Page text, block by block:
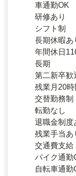
車通勤OK
研修あり
シフト制
長期休暇あ
年間休日
長期
第二新卒歓
残業月20時
交替勤務制
転勤なし
退職金制度
残業手当あ
交通費支給
バイク通勤
自転車通勤